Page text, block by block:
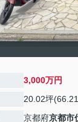
3,000万円
20.02坪
京都府京都市